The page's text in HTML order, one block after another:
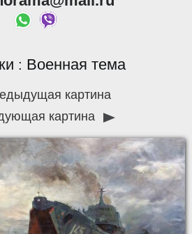
: Военная тема
картина
картина